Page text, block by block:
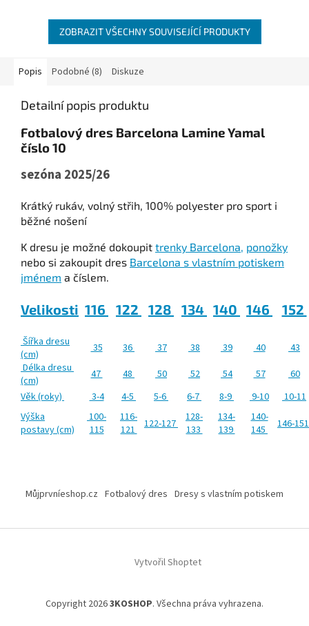
ZOBRAZIT VŠECHNY SOUVISEJÍCÍ PRODUKTY
Popis Podobné (8) Diskuze
Detailní popis produktu
Fotbalový dres Barcelona Lamine Yamal
číslo 10
sezóna 2025/26
Krátký rukáv, volný střih, 100% polyester pro sport i
běžné nošení
K dresu je možné dokoupit trenky Barcelona, ponožky
nebo si zakoupit dres Barcelona s vlastním potiskem
jménem a číslem.
Velikosti 116 122 128 134 140 146 152
Šířka dresu
(cm)
35 36 37 38 39 40
43
Délka dresu
(cm)
47 48 50 52 54 57
60
Věk (roky)
3-4 4-5 5-6 6-7 8-9 9-10
10-11
Výška
postavy (cm)
100-
115
116-
121
122-127
128-
133
134-
139
140-
145
146-
Můjprvníeshop.cz Fotbalový dres Dresy s vlastním potiskem
Vytvořil Shoptet
Copyright 20263KOSHOP. Všechna práva vyhrazena.